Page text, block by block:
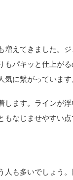
えてきました。
パキッと仕上が
に繋がっています
ます。ラインが
なじませやすい
も多いでしょう